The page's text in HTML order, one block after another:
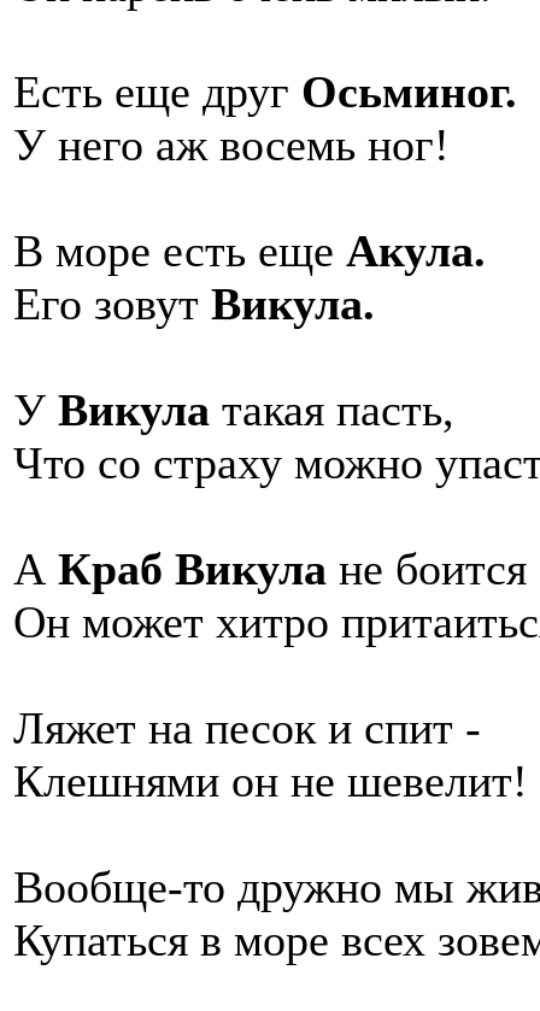
Есть еще друг Осьминог.
У него аж восемь ног!
В море есть еще Акула.
Его зовут Викула.
У Викула такая пасть,
Что со страху можно
А Краб Викула не боится
Он может хитро
Ляжет на песок и спит -
Клешнями он не шевелит!
Вообще-то дружно мы
Купаться в море всех